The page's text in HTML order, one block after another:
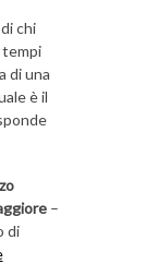
chi
di una
è il
–
di